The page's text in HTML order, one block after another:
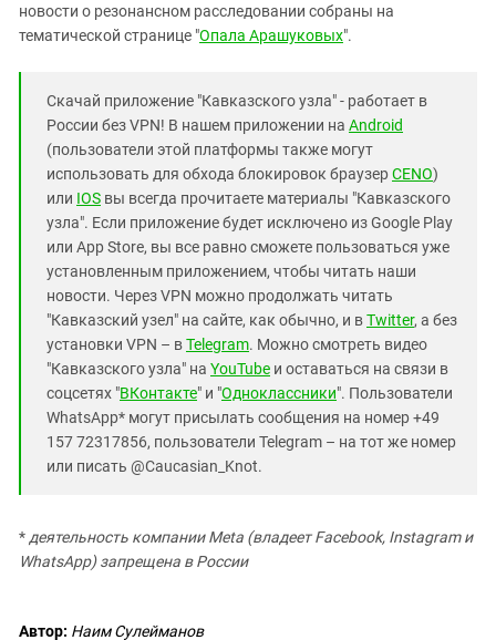
новости о резонансном расследовании собраны на
тематической странице "Опала Арашуковых".
Скачай приложение "Кавказского узла" - работает в
России без VPN! В нашем приложении на Android
(пользователи этой платформы также могут
использовать для обхода блокировок браузерCENO)
или IOS вы всегда прочитаете материалы "Кавказского
узла". Если приложение будет исключено из Google Play
или App Store, вы все равно сможете пользоваться уже
установленным приложением, чтобы читать наши
новости. Через VPN можно продолжать читать
"Кавказский узел" на сайте, как обычно, и вTwitter, а без
установки VPN – вTelegram. Можно смотреть видео
"Кавказского узла" на YouTube и оставаться на связи в
соцсетях "ВКонтакте" и "Одноклассники". Пользователи
WhatsApp* могут присылать сообщения на номер +49
157 72317856, пользователи Telegram – на тот же номер
или писать @Caucasian_Knot.
* деятельность компании Meta (владеет Facebook, Instagram и
WhatsApp) запрещена в России
Автор: Наим Сулейманов